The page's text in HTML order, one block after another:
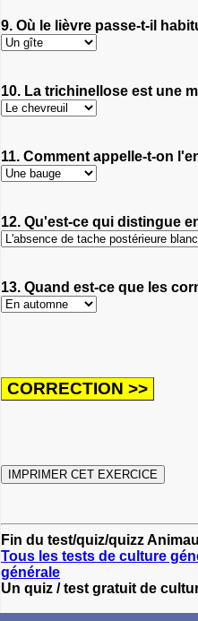
9. Où le lièvre passe-t-il
10. La trichinellose est une
11. Comment appelle-t-on
12. Qu'est-ce qui distingue
13. Quand est-ce que les
Fin du test/quiz/quizz
Tous les tests de culture
générale
Un quiz / test gratuit de